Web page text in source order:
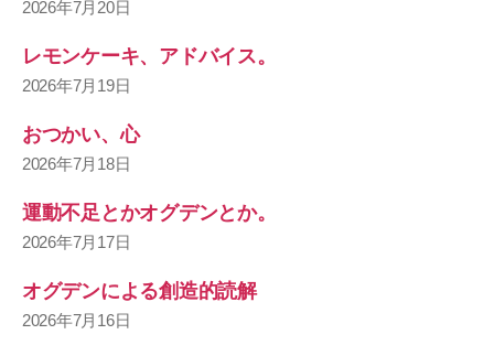
2026年7月20日
レモンケーキ、アドバイス。
2026年7月19日
おつかい、心
2026年7月18日
運動不足とかオグデンとか。
2026年7月17日
オグデンによる創造的読解
2026年7月16日